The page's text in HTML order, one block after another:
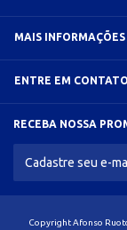
MAIS INFORMAÇÕES
ENTRE EM CONTATO
RECEBA NOSSA
Copyright Afonso